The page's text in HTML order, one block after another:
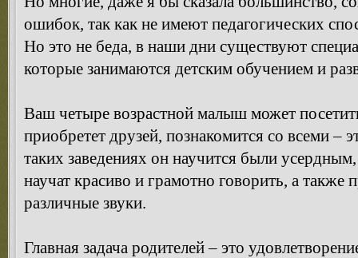
ошибок, так как не имеют педагогических
Но это не беда, в наши дни существуют
которые занимаются детским обучением и
Ваш четыре возрастной малыш может
приобретет друзей, познакомится со всеми –
таких заведениях он научится были
научат красиво и грамотно говорить, а также
различные звуки.
Главная задача родителей – это